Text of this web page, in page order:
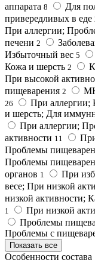
аппарата 8 Для
привередливых в еде
При аллергии;
печени 2
Избыточный вес 5
Кожа и шерсть 2
При высокой
пищеварения 2
26 При аллергии;
и шерсть; Для
При аллергии;
активности 11
Проблемы
Проблемы
органов 1 При
весе; При низкой
низкой активности;
1 При низкой
Проблемы
Проблемы с
Показать все
Особенности состава